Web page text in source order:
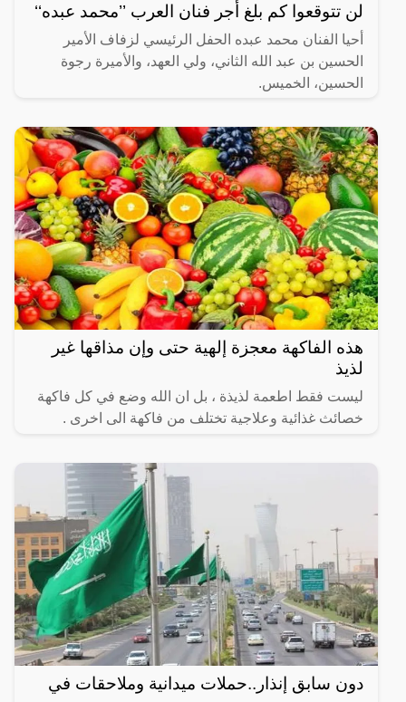
لن تتوقعوا كم بلغ أجر فنان العرب ’’محمد عبده‘‘
أحيا الفنان محمد عبده الحفل الرئيسي لزفاف الأمير
الحسين بن عبد الله الثاني، ولي العهد، والأميرة رجوة
الحسين، الخميس.
هذه الفاكهة معجزة إلهية حتى وإن مذاقها غير
لذيذ
ليست فقط اطعمة لذيذة ، بل ان الله وضع في كل فاكهة
خصائث غذائية وعلاجية تختلف من فاكهة الى اخرى .
دون سابق إنذار..حملات ميدانية وملاحقات في